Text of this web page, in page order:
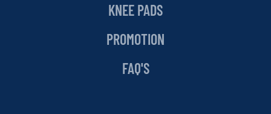
KNEE PADS
PROMOTION
FAQ'S